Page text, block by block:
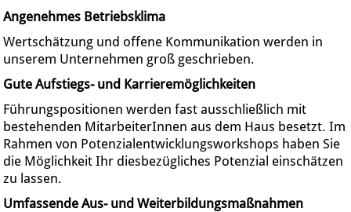
Angenehmes Betriebsklima
Wertschätzung und offene Kommunikation werden in
unserem Unternehmen groß geschrieben.
Gute Aufstiegs- und Karrieremöglichkeiten
Führungspositionen werden fast ausschließlich mit
bestehenden MitarbeiterInnen aus dem Haus besetzt. Im
Rahmen von Potenzialentwicklungsworkshops haben Sie
die Möglichkeit Ihr diesbezügliches Potenzial einschätzen
zu lassen.
Umfassende Aus- und Weiterbildungsmaßnahmen